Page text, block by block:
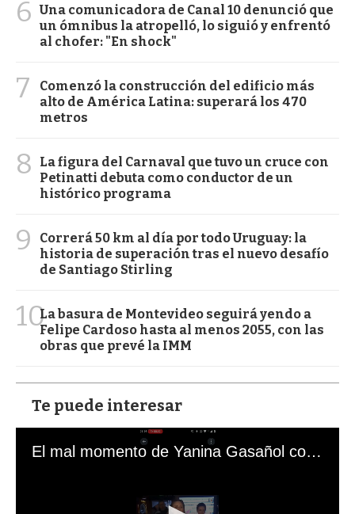
6 Una comunicadora de Canal 10 denunció que
un ómnibus la atropelló, lo siguió y enfrentó
al chofer: "En shock"
7
Comenzó la construcción del edificio más
alto de América Latina: superará los 470
metros
8
La figura del Carnaval que tuvo un cruce con
Petinatti debuta como conductor de un
histórico programa
9
Correrá 50 km al día por todo Uruguay: la
historia de superación tras el nuevo desafío
de Santiago Stirling
10La basura de Montevideo seguirá yendo a
Felipe Cardoso hasta al menos 2055, con las
obras que prevé la IMM
Te puede interesar
El mal momento de Yanina Gasañol con un hincha argentino en "Subrayado"